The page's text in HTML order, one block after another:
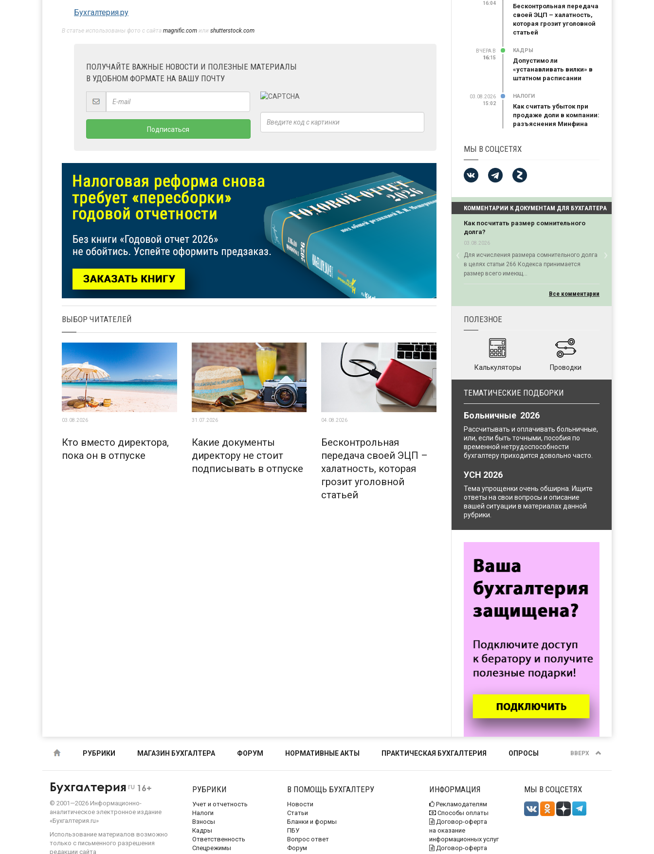
Бухгалтерия.ру
В статье использованы фото с сайта magnific.com или shutterstock.com
ПОЛУЧАЙТЕ ВАЖНЫЕ НОВОСТИ И ПОЛЕЗНЫЕ МАТЕРИАЛЫ
В УДОБНОМ ФОРМАТЕ НА ВАШУ ПОЧТУ
ВЫБОР ЧИТАТЕЛЕЙ
03.08.2026
Кто вместо директора,
пока он в отпуске
31.07.2026
Какие документы
директору не стоит
подписывать в отпуске
04.08.2026
Бесконтрольная
передача своей ЭЦП –
халатность, которая
грозит уголовной
статьей
16:04
Бесконтрольная передача
своей ЭЦП – халатность,
которая грозит уголовной
статьей
ВЧЕРА В
16:15
16:15
КАДРЫ
Допустимо ли
«устанавливать вилки» в
штатном расписании
03.08.2026
15:02
НАЛОГИ
Как считать убыток при
продаже доли в компании:
разъяснения Минфина
МЫ В СОЦСЕТЯХ
КОММЕНТАРИИ К ДОКУМЕНТАМ ДЛЯ БУХГАЛТЕРА
Как посчитать размер сомнительного
долга?
03.08.2026
Для исчисления размера сомнительного долга
в целях статьи 266 Кодекса принимается
размер всего имеющ...
‹Previous ›Next
Все комментарии
ПОЛЕЗНОЕ
Калькуляторы Проводки
ТЕМАТИЧЕСКИЕ ПОДБОРКИ
Больничные 2026
Рассчитывать и оплачивать больничные,
или, если быть точными, пособия по
временной нетрудоспособности
бухгалтеру приходится довольно часто.
УСН 2026
Тема упрощенки очень обширна. Ищите
ответы на свои вопросы и описание
вашей ситуации в материалах данной
рубрики.
РУБРИКИ МАГАЗИН БУХГАЛТЕРА ФОРУМ НОРМАТИВНЫЕ АКТЫ ПРАКТИЧЕСКАЯ БУХГАЛТЕРИЯ ОПРОСЫ ВВЕРХ
Бухгалтерия ru 16+
© 2001—2026 Информационно-
аналитическое электронное издание
«Бухгалтерия.ru»
Использование материалов возможно
только с письменного разрешения
редакции сайта
РУБРИКИ
Учет и отчетность
Налоги
Взносы
Кадры
Ответственность
Спецрежимы
В ПОМОЩЬ БУХГАЛТЕРУ
Новости
Статьи
Бланки и формы
ПБУ
Вопрос ответ
Форум
ИНФОРМАЦИЯ
Рекламодателям
Способы оплаты
Договор-оферта
на оказание
информационных услуг
Договор-оферта
МЫ В СОЦСЕТЯХ